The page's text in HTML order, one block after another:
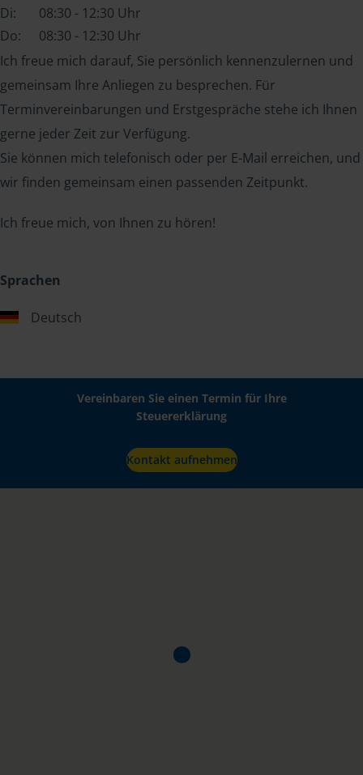
Di:
08:30 - 12:30 Uhr
Do:
08:30 - 12:30 Uhr
Ich freue mich darauf, Sie persönlich kennenzulernen und
gemeinsam Ihre Anliegen zu besprechen. Für
Terminvereinbarungen und Erstgespräche stehe ich Ihnen
gerne jeder Zeit zur Verfügung.
Sie können mich telefonisch oder per E-Mail erreichen, und
wir finden gemeinsam einen passenden Zeitpunkt.
Ich freue mich, von Ihnen zu hören!
Sprachen
Deutsch
Vereinbaren Sie einen Termin für Ihre
Steuererklärung
Kontakt aufnehmen